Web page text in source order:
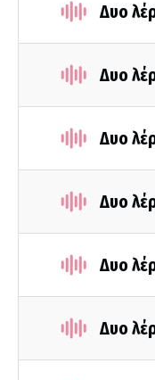
Δυο
Δυο
Δυο
Δυο
Δυο
Δυο